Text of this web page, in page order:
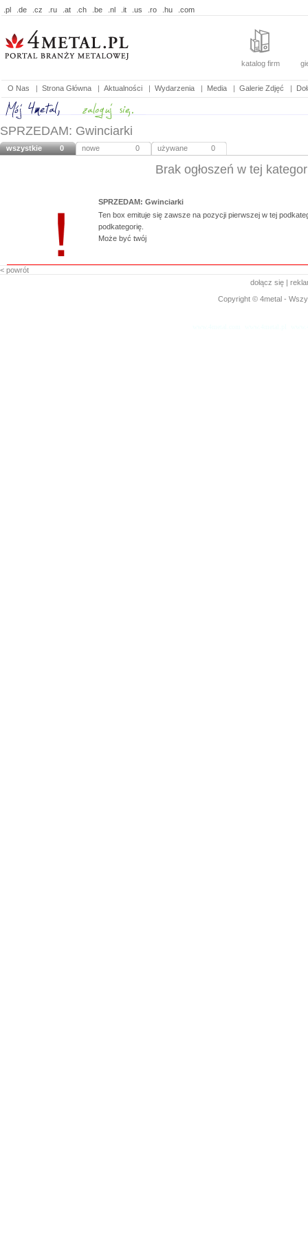
.pl .de .cz .ru .at .ch .be .nl .it .us .ro .hu .com
katalog firm
O Nas | Strona Główna | Aktualności | Wydarzenia | Media | Galerie Zdjęć |
SPRZEDAM: Gwinciarki
wszystkie 0 nowe 0 używane 0
Brak ogłoszeń w tej
SPRZEDAM: Gwinciarki
Ten box emituje się zawsze na pozycji pierwszej w tej
podkategorię.
Może być twój
< powrót
dołącz się |
Copyright © 4metal -